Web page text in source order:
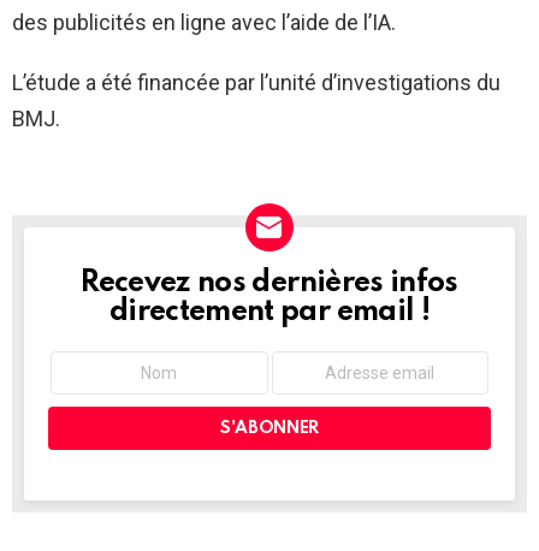
des publicités en ligne avec l’aide de l’IA.
L’étude a été financée par l’unité d’investigations du
BMJ.
NEWSLETTER
Recevez nos dernières infos
directement par email !